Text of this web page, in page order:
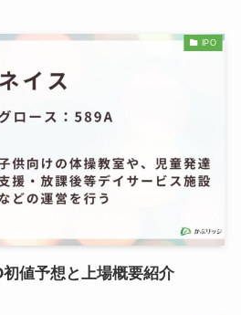
IPO
値予想と上場概要紹介